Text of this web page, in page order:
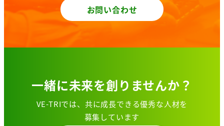
お問い合わせ
一緒に未来を創りませんか？
VE-TRIでは、共に成長できる優秀な人材を
募集しています